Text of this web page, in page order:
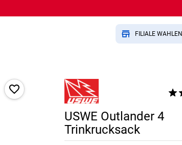
FILIALE WÄHLEN
USWE Outlander 4
Trinkrucksack